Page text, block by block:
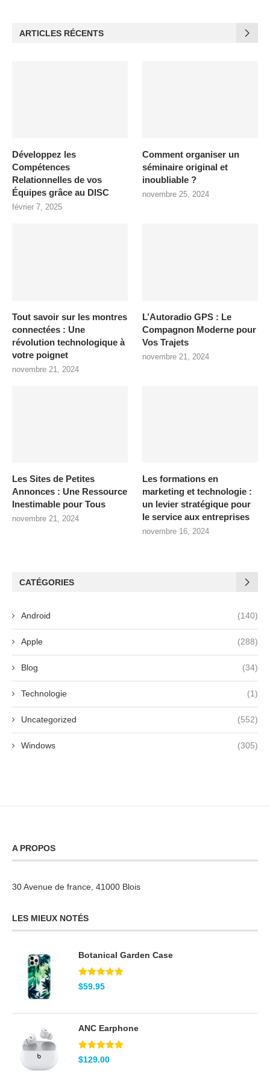
ARTICLES RÉCENTS
Développez les
Compétences
Relationnelles de vos
Équipes grâce au DISC
février 7, 2025
Comment organiser un
séminaire original et
inoubliable ?
novembre 25, 2024
Tout savoir sur les montres
connectées : Une
révolution technologique à
votre poignet
novembre 21, 2024
L’Autoradio GPS : Le
Compagnon Moderne pour
Vos Trajets
novembre 21, 2024
Les Sites de Petites
Annonces : Une Ressource
Inestimable pour Tous
novembre 21, 2024
Les formations en
marketing et technologie :
un levier stratégique pour
le service aux entreprises
novembre 16, 2024
CATÉGORIES
Android (140)
Apple (288)
Blog (34)
Technologie (1)
Uncategorized (552)
Windows (305)
A PROPOS
30 Avenue de france, 41000 Blois
LES MIEUX NOTÉS
Botanical Garden Case
Note5.00
sur 5
$59.95
ANC Earphone
Note5.00
sur 5
$129.00